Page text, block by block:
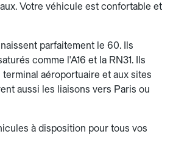
Votre véhicule est confortable et
parfaitement le 60. Ils
comme l'A16 et la RN31. Ils
aéroportuaire et aux sites
aussi les liaisons vers Paris ou
à disposition pour tous vos